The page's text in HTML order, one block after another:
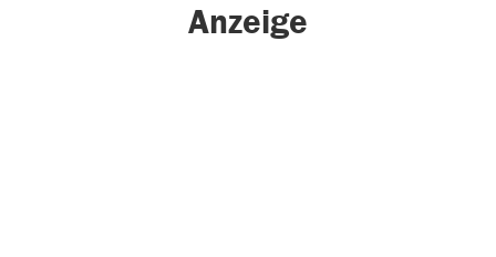
Anzeige